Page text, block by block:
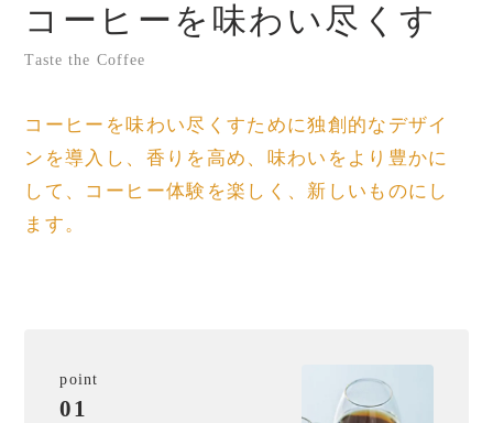
コーヒーを味わい尽くす
Taste the Coffee
コーヒーを味わい尽くすために独創的なデザイ
ンを導入し、香りを高め、味わいをより豊かに
して、コーヒー体験を楽しく、新しいものにし
ます。
point
01